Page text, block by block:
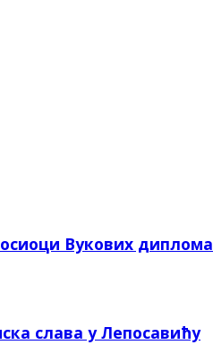
Вукових диплома
слава у Лепосавићу